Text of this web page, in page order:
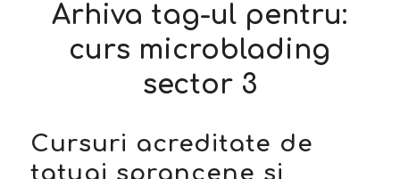
Arhiva tag-ul pentru:
curs microblading
sector 3
Cursuri acreditate de
tatuaj sprancene si